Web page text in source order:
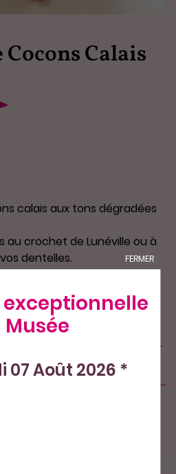
FERMER
07 Août 2026 *
Calais
calais aux tons dégradées
au crochet de Lunéville ou à
dentelles.
gazé et mercerisé.
et 110 mètres environ.